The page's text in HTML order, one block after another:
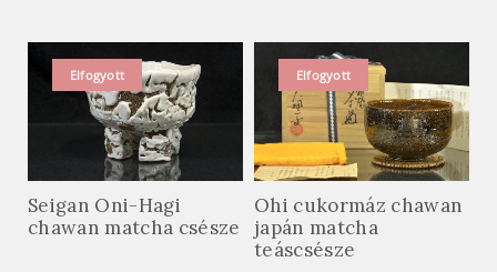
Elfogyott
Seigan Oni-Hagi
chawan matcha csésze
Elfogyott
Ohi cukormáz chawan
japán matcha
teáscsésze